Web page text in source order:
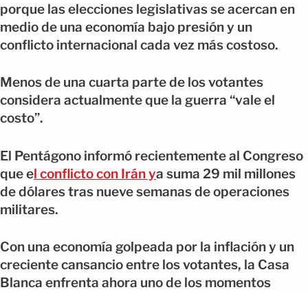
porque las elecciones legislativas se acercan en
medio de una economía bajo presión y un
conflicto internacional cada vez más costoso.
Menos de una cuarta parte de los votantes
considera actualmente que la guerra “vale el
costo”.
El Pentágono informó recientemente al Congreso
que el conflicto con Irán ya suma 29 mil millones
de dólares tras nueve semanas de operaciones
militares.
Con una economía golpeada por la inflación y un
creciente cansancio entre los votantes, la Casa
Blanca enfrenta ahora uno de los momentos